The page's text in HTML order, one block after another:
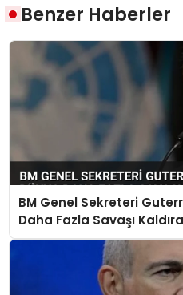
Benzer Haberler
BM Genel Sekreteri
Daha Fazla Savaşı